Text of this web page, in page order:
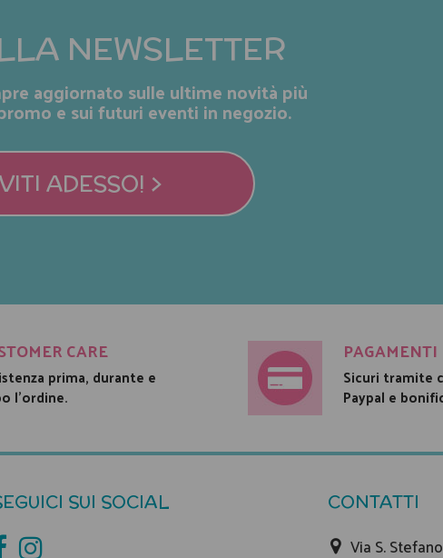
NEWSLETTER
aggiornato sulle ultime novità più
e sui futuri eventi in negozio.
ADESSO! >
CARE
prima, durante e
l'ordine.
PAGAMENTI
Sicuri tramite
Paypal e
SUI SOCIAL CONTATTI
Via S.